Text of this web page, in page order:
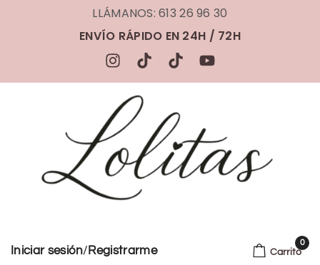
LLÁMANOS: 613 26 96 30
ENVÍO RÁPIDO EN 24H / 72H
Iniciar sesión/ Registrarme Carrito
0